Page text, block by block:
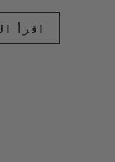
اقرأ